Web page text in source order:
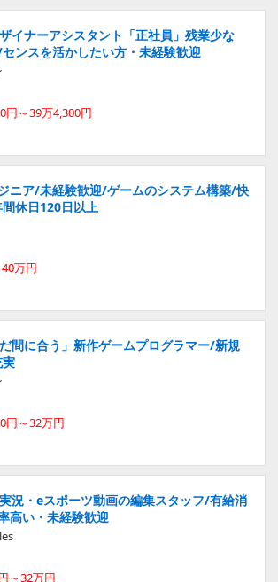
イナーアシスタント「正社員」残業少な
ンスを活かしたい方・未経験歓迎
円～39万4,300円
ニア/未経験歓迎/ゲームのシステム構築/快
休日120日以上
万円
間に合う」新作ゲームプログラマー/新規
円～32万円
況・eスポーツ動画の編集スタッフ/有給消
高い・未経験歓迎
～32万円